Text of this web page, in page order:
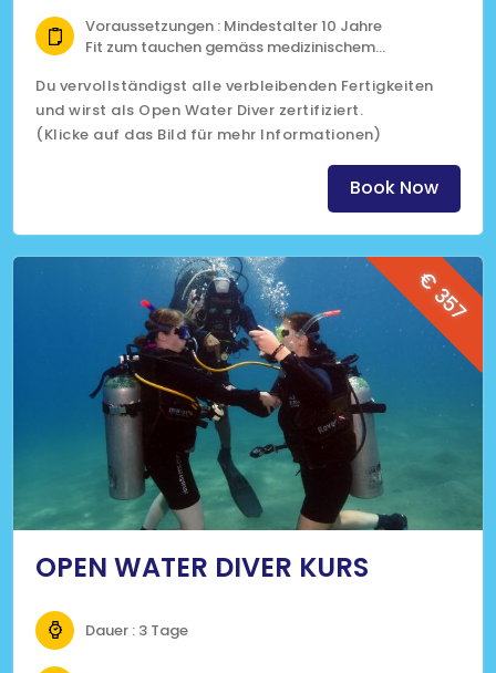
Voraussetzungen : Mindestalter 10 Jahre
Fit zum tauchen gemäss medizinischem
Scuba Diver Brevet
Du vervollständigst alle verbleibenden Fertigkeiten
und wirst als Open Water Diver zertifiziert.
(Klicke auf das Bild für mehr Informationen)
Book Now
€ 357
OPEN WATER DIVER KURS
Dauer : 3 Tage